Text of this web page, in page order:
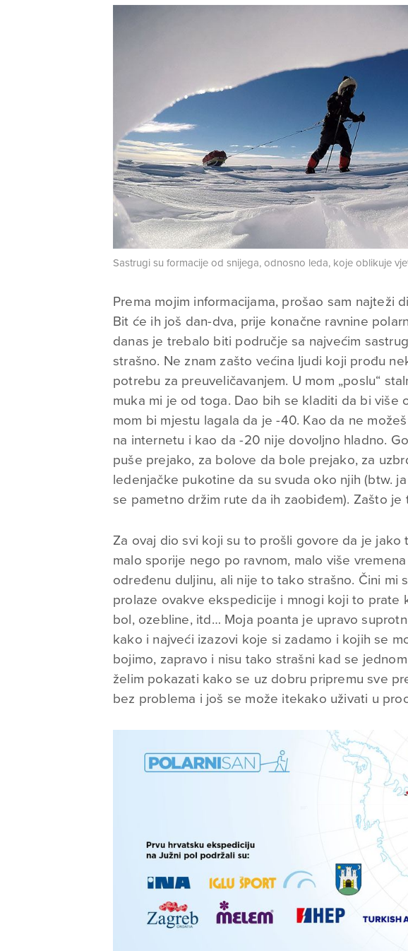
Sastrugi su formacije od snijega, odnosno leda, koje oblikuje
Prema mojim informacijama, prošao sam najteži
Bit će ih još dan-dva, prije konačne ravnine
danas je trebalo biti područje sa najvećim
strašno. Ne znam zašto većina ljudi koji prođu
potrebu za preuveličavanjem. U mom „poslu“
muka mi je od toga. Dao bih se kladiti da bi više
mom bi mjestu lagala da je -40. Kao da ne
na internetu i kao da -20 nije dovoljno hladno.
puše prejako, za bolove da bole prejako, za
ledenjačke pukotine da su svuda oko njih (btw.
se pametno držim rute da ih zaobiđem). Zašto je
Za ovaj dio svi koji su to prošli govore da je jako
malo sporije nego po ravnom, malo više
određenu duljinu, ali nije to tako strašno. Čini mi
prolaze ovakve ekspedicije i mnogi koji to prate
bol, ozebline, itd… Moja poanta je upravo
kako i najveći izazovi koje si zadamo i kojih se
bojimo, zapravo i nisu tako strašni kad se
želim pokazati kako se uz dobru pripremu sve
bez problema i još se može itekako uživati u